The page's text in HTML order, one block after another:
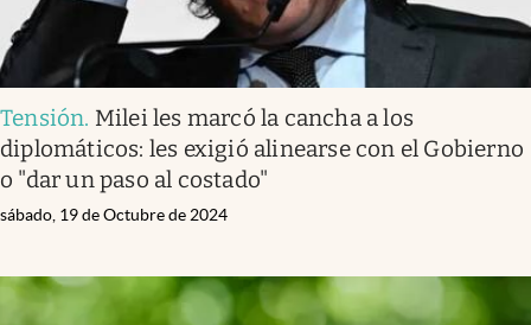
Tensión. Milei les marcó la cancha a los
diplomáticos: les exigió alinearse con el Gobierno
o "dar un paso al costado"
sábado, 19 de Octubre de 2024